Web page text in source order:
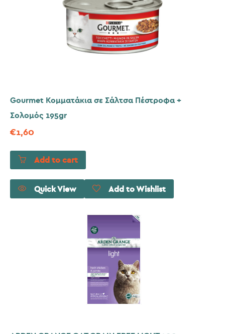
Gourmet Κομματάκια σε Σάλτσα Πέστροφα +
Σολομός 195gr
€1,60
Add to cart
Quick View Add to Wishlist